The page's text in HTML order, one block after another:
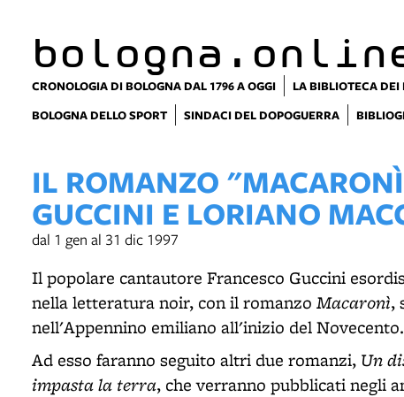
CRONOLOGIA DI BOLOGNA DAL 1796 A OGGI LA BIBLIOTECA
BOLOGNA DELLO SPORT
SINDACI DEL DOPOGUERRA
IL ROMANZO
GUCCINI E LORIANO
dal 1 gen al 31 dic 1997
Il popolare cantautore Francesco Guccini
nella letteratura noir, con il romanzo Macaronì,
nell'Appennino emiliano all'inizio del Novecento.
Ad esso faranno seguito altri due romanzi, Un
impasta la terra, che verranno pubblicati negli